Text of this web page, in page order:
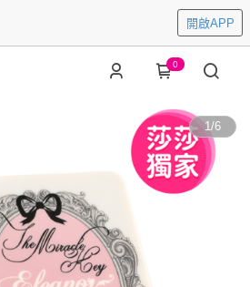
開啟APP
0
1/6